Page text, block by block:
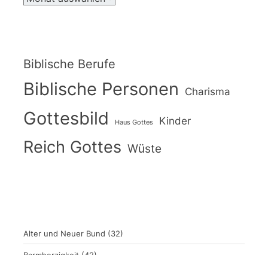
Biblische Berufe
Biblische Personen Charisma
Gottesbild Haus Gottes Kinder
Reich Gottes Wüste
Alter und Neuer Bund (32)